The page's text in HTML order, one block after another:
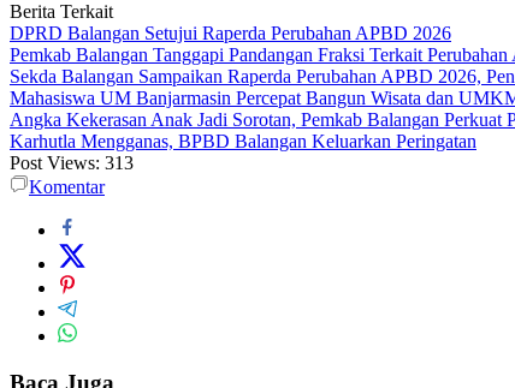
Berita Terkait
DPRD Balangan Setujui Raperda Perubahan APBD 2026
Pemkab Balangan Tanggapi Pandangan Fraksi Terkait
Sekda Balangan Sampaikan Raperda Perubahan APBD 2026,
Mahasiswa UM Banjarmasin Percepat Bangun Wisata dan
Angka Kekerasan Anak Jadi Sorotan, Pemkab Balangan Perkuat
Karhutla Mengganas, BPBD Balangan Keluarkan Peringatan
Post Views: 313
Komentar
Baca Juga